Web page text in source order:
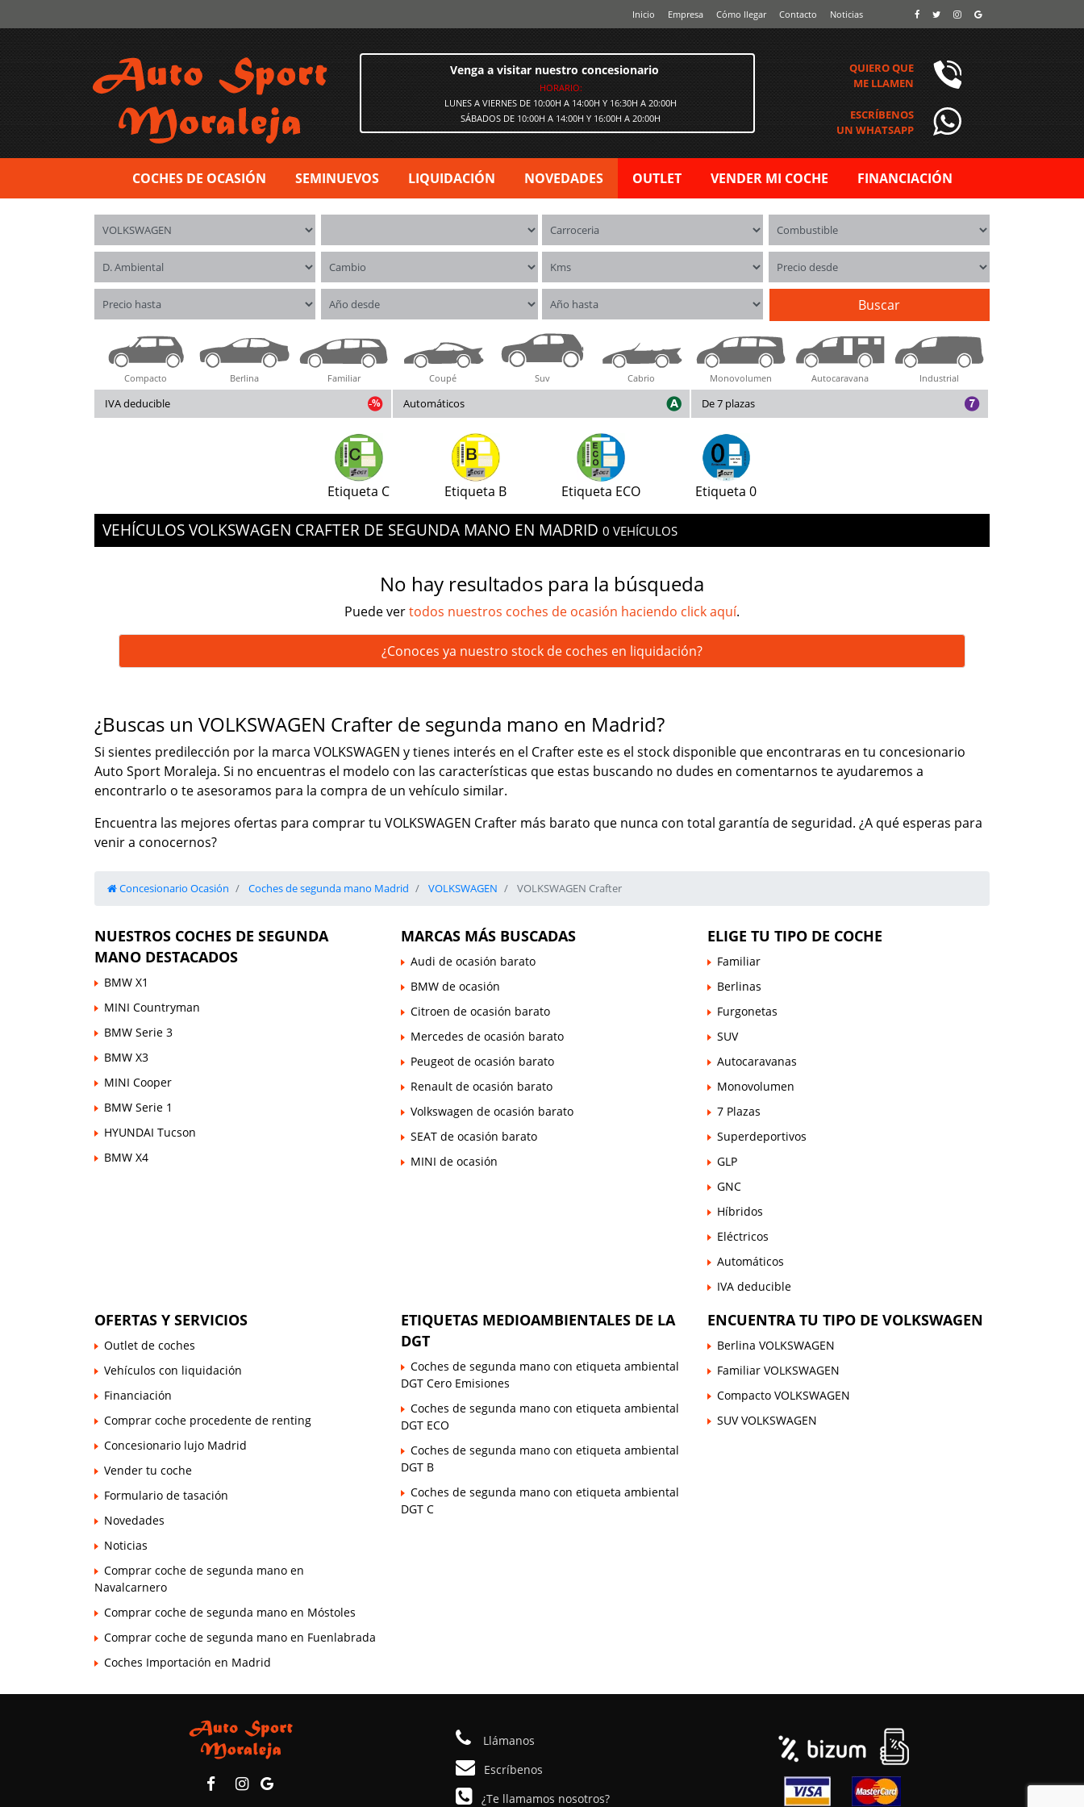
Inicio Empresa Cómo llegar Contacto Noticias
Venga a visitar nuestro concesionario
HORARIO:
LUNES A VIERNES DE 10:00H A 14:00H Y 16:30H A 20:00H
SÁBADOS DE 10:00H A 14:00H Y 16:00H A 20:00H
QUIERO QUE
ME LLAMEN
ESCRÍBENOS
UN WHATSAPP
COCHES DE OCASIÓN SEMINUEVOS LIQUIDACIÓN NOVEDADES OUTLET VENDER MI COCHE FINANCIACIÓN
Marca Carrocerías Combustible
Distintivo ambiental Cambio Kms Precio desde
Precio hasta Año desde Año hasta Buscar
Compacto Berlina Familiar Coupé Suv Cabrio Monovolumen Autocaravana Industrial
IVA deducible Automáticos De 7 plazas
Etiqueta C Etiqueta B Etiqueta ECO Etiqueta 0
VEHÍCULOS VOLKSWAGEN CRAFTER DE SEGUNDA MANO EN MADRID 0 VEHÍCULOS
No hay resultados para la búsqueda
Puede vertodos nuestros coches de ocasión haciendo click aquí.
¿Conoces ya nuestro stock de coches en liquidación?
¿Buscas un VOLKSWAGEN Crafter de segunda mano en Madrid?
Si sientes predilección por la marca VOLKSWAGEN y tienes interés en el Crafter este es el stock disponible que encontraras en tu concesionario
Auto Sport Moraleja. Si no encuentras el modelo con las características que estas buscando no dudes en comentarnos te ayudaremos a
encontrarlo o te asesoramos para la compra de un vehículo similar.
Encuentra las mejores ofertas para comprar tu VOLKSWAGEN Crafter más barato que nunca con total garantía de seguridad. ¿A qué esperas para
venir a conocernos?
Concesionario Ocasión Coches de segunda mano Madrid VOLKSWAGEN VOLKSWAGEN Crafter
NUESTROS COCHES DE SEGUNDA
MANO DESTACADOS
BMW X1
MINI Countryman
BMW Serie 3
BMW X3
MINI Cooper
BMW Serie 1
HYUNDAI Tucson
BMW X4
MARCAS MÁS BUSCADAS
Audi de ocasión barato
BMW de ocasión
Citroen de ocasión barato
Mercedes de ocasión barato
Peugeot de ocasión barato
Renault de ocasión barato
Volkswagen de ocasión barato
SEAT de ocasión barato
MINI de ocasión
ELIGE TU TIPO DE COCHE
Familiar
Berlinas
Furgonetas
SUV
Autocaravanas
Monovolumen
7 Plazas
Superdeportivos
GLP
GNC
Híbridos
Eléctricos
Automáticos
IVA deducible
OFERTAS Y SERVICIOS
Outlet de coches
Vehículos con liquidación
Financiación
Comprar coche procedente de renting
Concesionario lujo Madrid
Vender tu coche
Formulario de tasación
Novedades
Noticias
Comprar coche de segunda mano en
Navalcarnero
Comprar coche de segunda mano en Móstoles
Comprar coche de segunda mano en Fuenlabrada
Coches Importación en Madrid
ETIQUETAS MEDIOAMBIENTALES DE LA
DGT
Coches de segunda mano con etiqueta ambiental
DGT Cero Emisiones
Coches de segunda mano con etiqueta ambiental
DGT ECO
Coches de segunda mano con etiqueta ambiental
DGT B
Coches de segunda mano con etiqueta ambiental
DGT C
ENCUENTRA TU TIPO DE VOLKSWAGEN
Berlina VOLKSWAGEN
Familiar VOLKSWAGEN
Compacto VOLKSWAGEN
SUV VOLKSWAGEN
Llámanos
Escríbenos
¿Te llamamos nosotros?